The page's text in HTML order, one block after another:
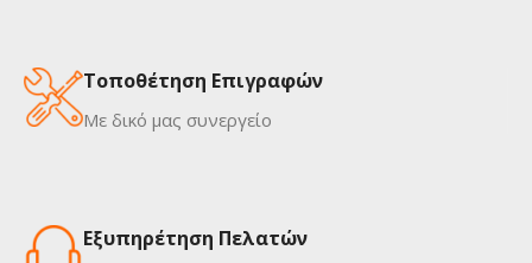
Τοποθέτηση Επιγραφών
Με δικό μας συνεργείο
Εξυπηρέτηση Πελατών